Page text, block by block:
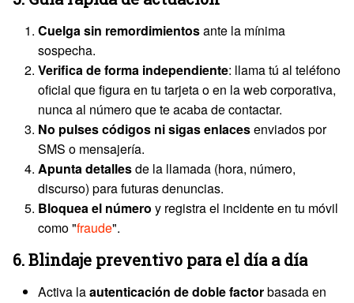
Cuelga sin remordimientosante la mínima
sospecha.
Verifica de forma independiente: llama tú al teléfono
oficial que figura en tu tarjeta o en la web corporativa,
nunca al número que te acaba de contactar.
No pulses códigos ni sigas enlacesenviados por
SMS o mensajería.
Apunta detallesde la llamada (hora, número,
discurso) para futuras denuncias.
Bloquea el número y registra el incidente en tu móvil
como "fraude".
6. Blindaje preventivo para el día a día
Activa laautenticación de doble factorbasada en